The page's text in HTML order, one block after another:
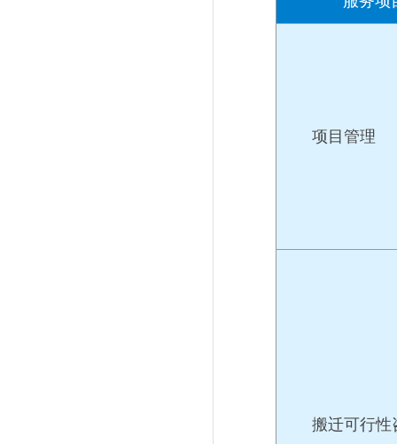
项目管理
搬迁可行性